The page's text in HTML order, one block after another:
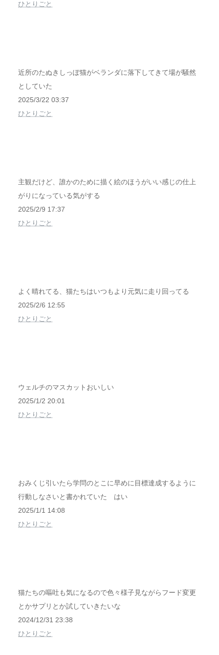
ひとりごと
近所のたぬきしっぽ猫がベランダに落下してきて場が騒然
としていた
2025/3/22 03:37
ひとりごと
主観だけど、誰かのために描く絵のほうがいい感じの仕上
がりになっている気がする
2025/2/9 17:37
ひとりごと
よく晴れてる、猫たちはいつもより元気に走り回ってる
2025/2/6 12:55
ひとりごと
ウェルチのマスカットおいしい
2025/1/2 20:01
ひとりごと
おみくじ引いたら学問のとこに早めに目標達成するように
行動しなさいと書かれていた はい
2025/1/1 14:08
ひとりごと
猫たちの嘔吐も気になるので色々様子見ながらフード変更
とかサプリとか試していきたいな
2024/12/31 23:38
ひとりごと